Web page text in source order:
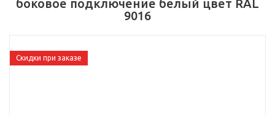
боковое подключение белый цвет RAL
9016
Скидки при заказе